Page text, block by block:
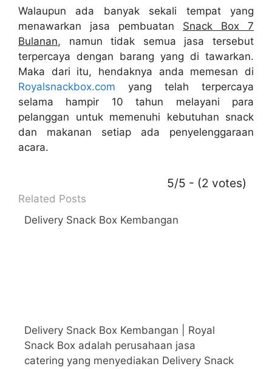
Walaupun ada banyak sekali tempat yang
menawarkan jasa pembuatan Snack Box 7
Bulanan, namun tidak semua jasa tersebut
terpercaya dengan barang yang di tawarkan.
Maka dari itu, hendaknya anda memesan di
Royalsnackbox.com yang telah terpercaya
selama hampir 10 tahun melayani para
pelanggan untuk memenuhi kebutuhan snack
dan makanan setiap ada penyelenggaraan
acara.
5/5 - (2 votes)
Related Posts
Delivery Snack Box Kembangan
Delivery Snack Box Kembangan | Royal
Snack Box adalah perusahaan jasa
catering yang menyediakan Delivery Snack